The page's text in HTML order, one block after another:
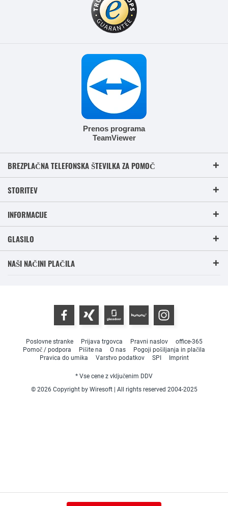
Prenos programa
TeamViewer
BREZPLAČNA TELEFONSKA ŠTEVILKA ZA POMOČ
STORITEV
INFORMACIJE
GLASILO
NAŠI NAČINI PLAČILA
Poslovne stranke Prijava trgovca Pravni naslov
office-365
Pomoč / podpora
Pišite na O nas
Pogoji pošiljanja in plačila
Pravica do umika
Varstvo podatkov SPI Imprint
* Vse cene z vključenim DDV
© 2026 Copyright by Wiresoft | All rights reserved 2004-2025